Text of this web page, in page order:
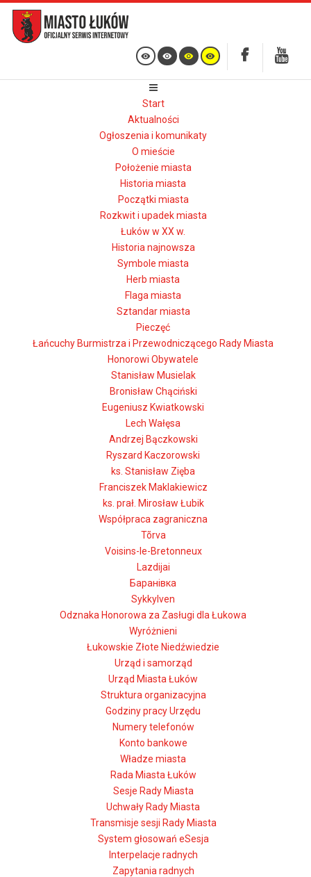
Start
Aktualności
Ogłoszenia i komunikaty
O mieście
Położenie miasta
Historia miasta
Początki miasta
Rozkwit i upadek miasta
Łuków w XX w.
Historia najnowsza
Symbole miasta
Herb miasta
Flaga miasta
Sztandar miasta
Pieczęć
Łańcuchy Burmistrza i Przewodniczącego Rady Miasta
Honorowi Obywatele
Stanisław Musielak
Bronisław Chąciński
Eugeniusz Kwiatkowski
Lech Wałęsa
Andrzej Bączkowski
Ryszard Kaczorowski
ks. Stanisław Zięba
Franciszek Maklakiewicz
ks. prał. Mirosław Łubik
Współpraca zagraniczna
Tõrva
Voisins-le-Bretonneux
Lazdijai
Баранівка
Sykkylven
Odznaka Honorowa za Zasługi dla Łukowa
Wyróżnieni
Łukowskie Złote Niedźwiedzie
Urząd i samorząd
Urząd Miasta Łuków
Struktura organizacyjna
Godziny pracy Urzędu
Numery telefonów
Konto bankowe
Władze miasta
Rada Miasta Łuków
Sesje Rady Miasta
Uchwały Rady Miasta
Transmisje sesji Rady Miasta
System głosowań eSesja
Interpelacje radnych
Zapytania radnych